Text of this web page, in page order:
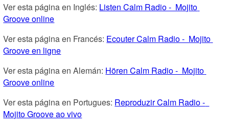
Ver esta página en Inglés: Listen Calm Radio -  Mojito
Groove online
Ver esta página en Francés: Ecouter Calm Radio -  Mojito
Groove en ligne
Ver esta página en Alemán: Hören Calm Radio -  Mojito
Groove online
Ver esta página en Portugues: Reproduzir Calm Radio -
Mojito Groove ao vivo